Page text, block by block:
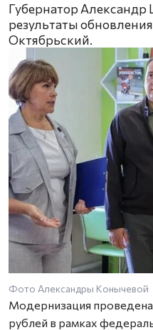
Губернатор
результаты
Октябрьский.
Фото Александры Конычевой
Модернизация проведена
рублей в рамках